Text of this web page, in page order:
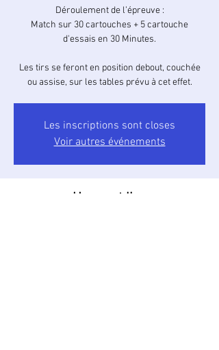
Déroulement de l’épreuve :
Match sur 30 cartouches + 5 cartouche
d'essais en 30 Minutes.
Les tirs se feront en position debout, couchée
ou assise, sur les tables prévu à cet effet.
Les inscriptions sont closes
Voir autres événements
Heure et lieu